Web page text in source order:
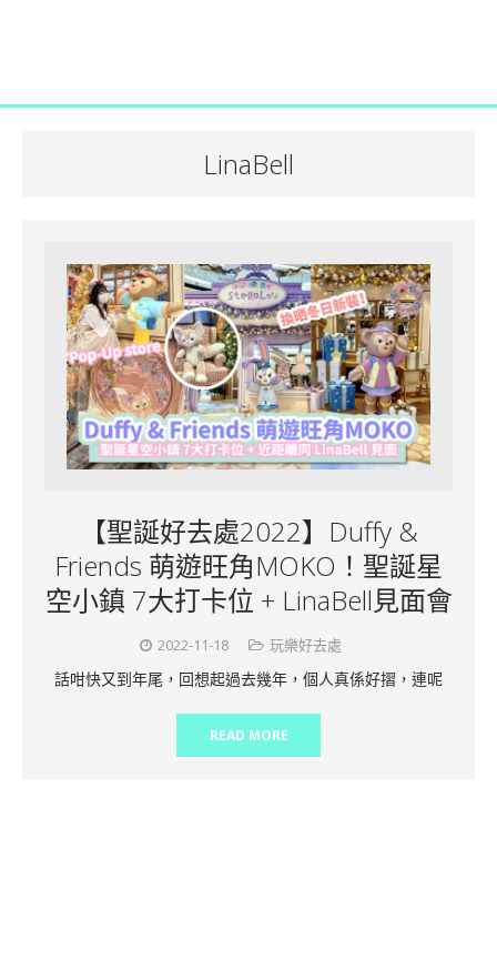
LinaBell
【聖誕好去處2022】Duffy &
Friends 萌遊旺角MOKO！聖誕星
空小鎮 7大打卡位 + LinaBell見面會
2022-11-18 玩樂好去處
話咁快又到年尾，回想起過去幾年，個人真係好摺，連呢
READ MORE